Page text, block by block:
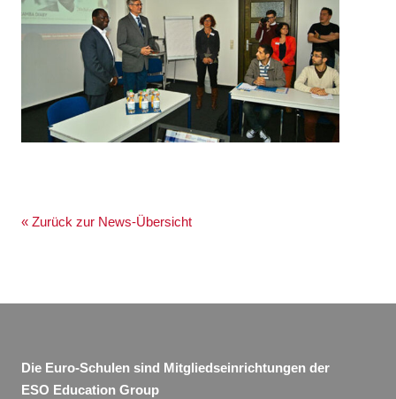
« Zurück zur News-Übersicht
Die Euro-Schulen sind Mitgliedseinrichtungen der
ESO Education Group